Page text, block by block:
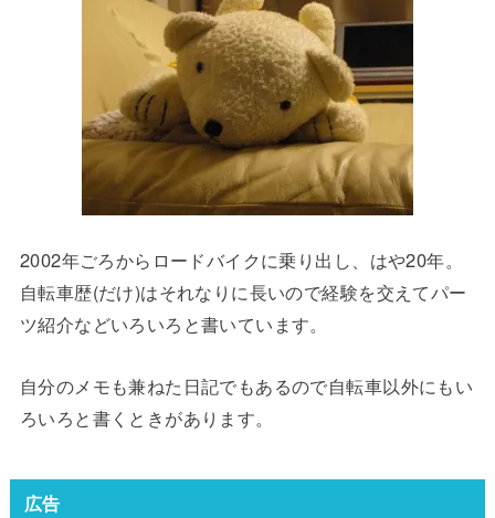
2002年ごろからロードバイクに乗り出し、はや20年。
自転車歴(だけ)はそれなりに長いので経験を交えてパー
ツ紹介などいろいろと書いています。
自分のメモも兼ねた日記でもあるので自転車以外にもい
ろいろと書くときがあります。
広告